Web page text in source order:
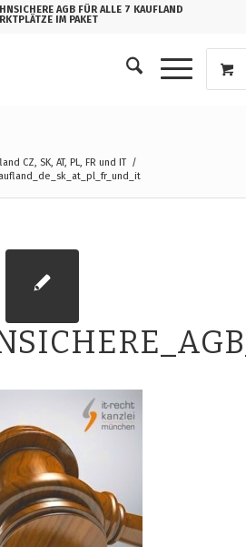
AGB FÜR ALLE 7 KAUFLAND
IM PAKET
CZ, SK, AT, PL, FR und IT /